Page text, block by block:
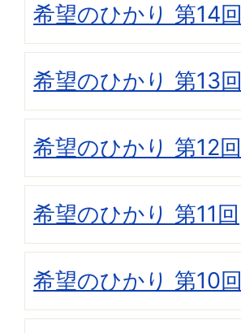
希望のひかり 第14回
希望のひかり 第13回
希望のひかり 第12回
希望のひかり 第11回
希望のひかり 第10回